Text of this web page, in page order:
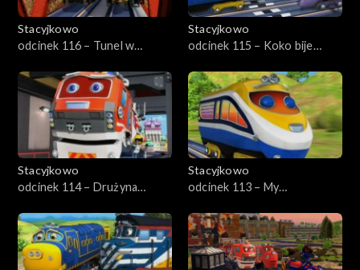
Stacyjkowo
odcinek 116 – Tunel w
Stacyjkowo
odcinek 115 – Koko bije
Stacyjkowo
odcinek 114 – Drużyna
Stacyjkowo
odcinek 113 – My